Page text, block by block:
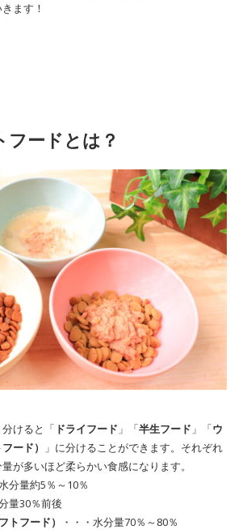
ます！
フードとは？
けると「 ドライフード 」「半生フード 」「ウ
ード）
」に分けることができます。それぞれ
が多いほど柔らかい食感になります。
分量約5％～10％
量30％前後
トフード）
・・・水分量70％～80％